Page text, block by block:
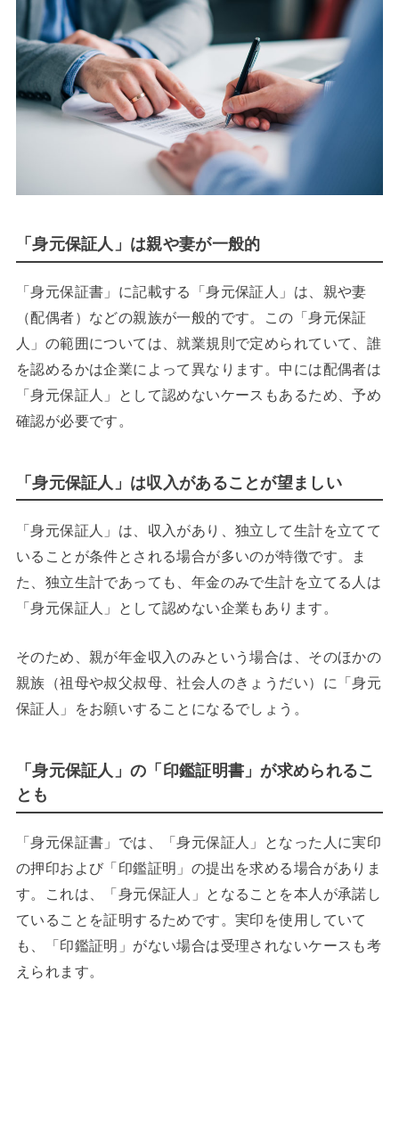
「身元保証人」は親や妻が一般的
「身元保証書」に記載する「身元保証人」は、親や妻
（配偶者）などの親族が一般的です。この「身元保証
人」の範囲については、就業規則で定められていて、誰
を認めるかは企業によって異なります。中には配偶者は
「身元保証人」として認めないケースもあるため、予め
確認が必要です。
「身元保証人」は収入があることが望ましい
「身元保証人」は、収入があり、独立して生計を立てて
いることが条件とされる場合が多いのが特徴です。ま
た、独立生計であっても、年金のみで生計を立てる人は
「身元保証人」として認めない企業もあります。
そのため、親が年金収入のみという場合は、そのほかの
親族（祖母や叔父叔母、社会人のきょうだい）に「身元
保証人」をお願いすることになるでしょう。
「身元保証人」の「印鑑証明書」が求められるこ
とも
「身元保証書」では、「身元保証人」となった人に実印
の押印および「印鑑証明」の提出を求める場合がありま
す。これは、「身元保証人」となることを本人が承諾し
ていることを証明するためです。実印を使用していて
も、「印鑑証明」がない場合は受理されないケースも考
えられます。